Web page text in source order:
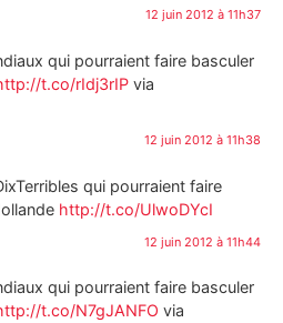
12 juin 2012 à 11h37
qui pourraient faire basculer
t.co/rIdj3rIP via
12 juin 2012 à 11h38
qui pourraient faire
http://t.co/UlwoDYcI
12 juin 2012 à 11h44
qui pourraient faire basculer
t.co/N7gJANFO via